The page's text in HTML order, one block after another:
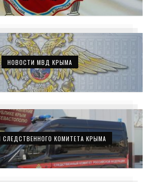
НОВОСТИ МВД КРЫМА
СЛЕДСТВЕННОГО КОМИТЕТА КРЫМА